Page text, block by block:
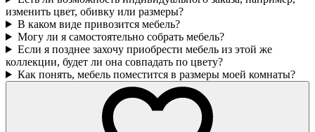
изменить цвет, обивку или размеры?
В каком виде привозится мебель?
Могу ли я самостоятельно собрать мебель?
Если я позднее захочу приобрести мебель из этой же
коллекции, будет ли она совпадать по цвету?
Как понять, мебель поместится в размеры моей комнаты?